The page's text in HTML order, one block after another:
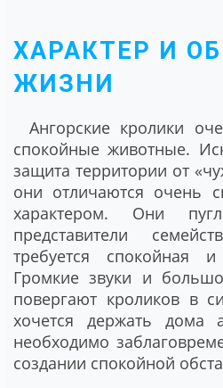
ХАРАКТЕР И
ЖИЗНИ
Ангорские кролики
спокойные животные.
защита территории от
они отличаются очень
характером. Они
представители
требуется спокойная
Громкие звуки и
повергают кроликов в
хочется держать дома
необходимо
создании спокойной